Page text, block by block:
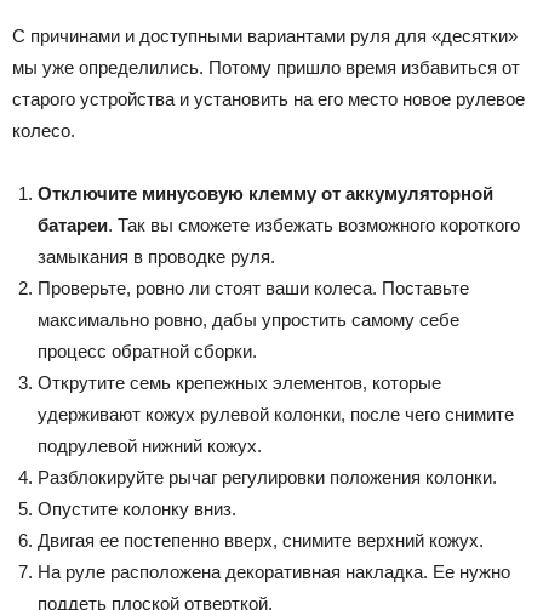
С причинами и доступными вариантами руля для «десятки»
мы уже определились. Потому пришло время избавиться от
старого устройства и установить на его место новое рулевое
колесо.
Отключите минусовую клемму от аккумуляторной
батареи. Так вы сможете избежать возможного короткого
замыкания в проводке руля.
Проверьте, ровно ли стоят ваши колеса. Поставьте
максимально ровно, дабы упростить самому себе
процесс обратной сборки.
Открутите семь крепежных элементов, которые
удерживают кожух рулевой колонки, после чего снимите
подрулевой нижний кожух.
Разблокируйте рычаг регулировки положения колонки.
Опустите колонку вниз.
Двигая ее постепенно вверх, снимите верхний кожух.
На руле расположена декоративная накладка. Ее нужно
поддеть плоской отверткой.